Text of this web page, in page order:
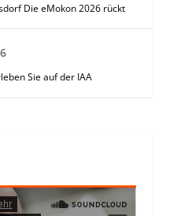
Die eMokon 2026 rückt
Sie auf der IAA